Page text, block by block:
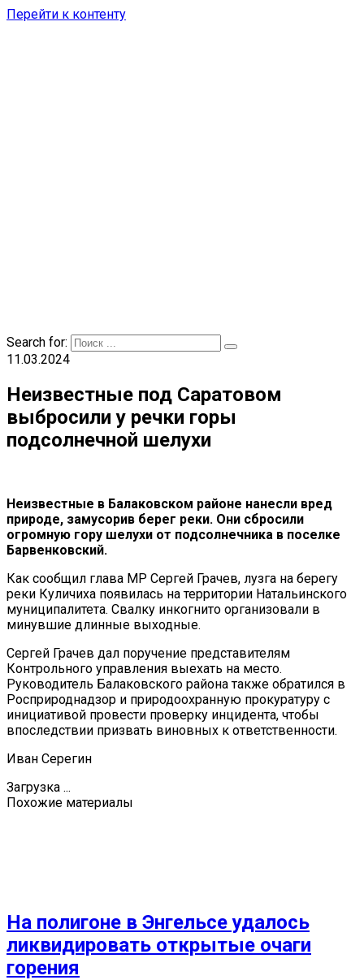
Перейти к контенту
Search for:
11.03.2024
Неизвестные под Саратовом
выбросили у речки горы
подсолнечной шелухи
Неизвестные в Балаковском районе нанесли вред
природе, замусорив берег реки. Они сбросили
огромную гору шелухи от подсолнечника в поселке
Барвенковский.
Как сообщил глава МР Сергей Грачев, лузга на берегу
реки Куличиха появилась на территории Натальинского
муниципалитета. Свалку инкогнито организовали в
минувшие длинные выходные.
Сергей Грачев дал поручение представителям
Контрольного управления выехать на место.
Руководитель Балаковского района также обратился в
Росприроднадзор и природоохранную прокуратуру с
инициативой провести проверку инцидента, чтобы
впоследствии призвать виновных к ответственности.
Иван Серегин
Загрузка ...
Похожие материалы
На полигоне в Энгельсе удалось
ликвидировать открытые очаги
горения